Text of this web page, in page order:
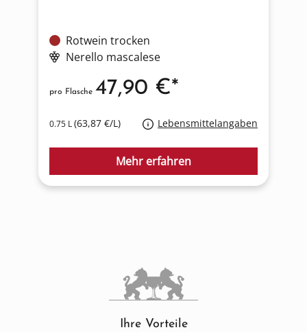
Rotwein trocken
Nerello mascalese
0.75 L(63,87 €/L) Lebensmittelangaben
pro Flasche 47,90 €*
Mehr erfahren
Ihre Vorteile